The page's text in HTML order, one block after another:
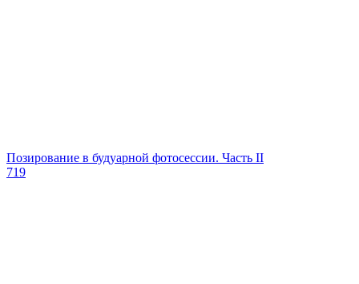
Позирование в будуарной фотосессии. Часть II
719